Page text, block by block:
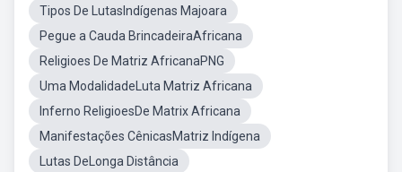
Tipos De LutasIndígenas Majoara
Pegue a Cauda BrincadeiraAfricana
Religioes De Matriz AfricanaPNG
Uma ModalidadeLuta Matriz Africana
Inferno ReligioesDe Matrix Africana
Manifestações CênicasMatriz Indígena
Lutas DeLonga Distância